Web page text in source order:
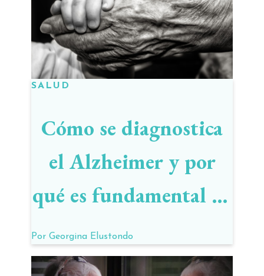
SALUD
Cómo se diagnostica
el Alzheimer y por
qué es fundamental su
detección
Por Georgina Elustondo